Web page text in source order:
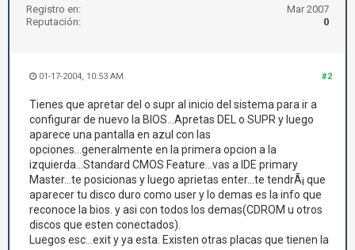
Registro en:
Mar 2007
Reputación:
0
#2
01-17-2004, 10:53 AM
Tienes que apretar del o supr al inicio del sistema para ir a
configurar de nuevo la BIOS...Apretas DEL o SUPR y luego
aparece una pantalla en azul con las
opciones...generalmente en la primera opcion a la
izquierda...Standard CMOS Feature...vas a IDE primary
Master...te posicionas y luego aprietas enter...te tendrÃ¡ que
aparecer tu disco duro como user y lo demas es la info que
reconoce la bios. y asi con todos los demas(CDROM u otros
discos que esten conectados).
Luegos esc...exit y ya esta. Existen otras placas que tienen la